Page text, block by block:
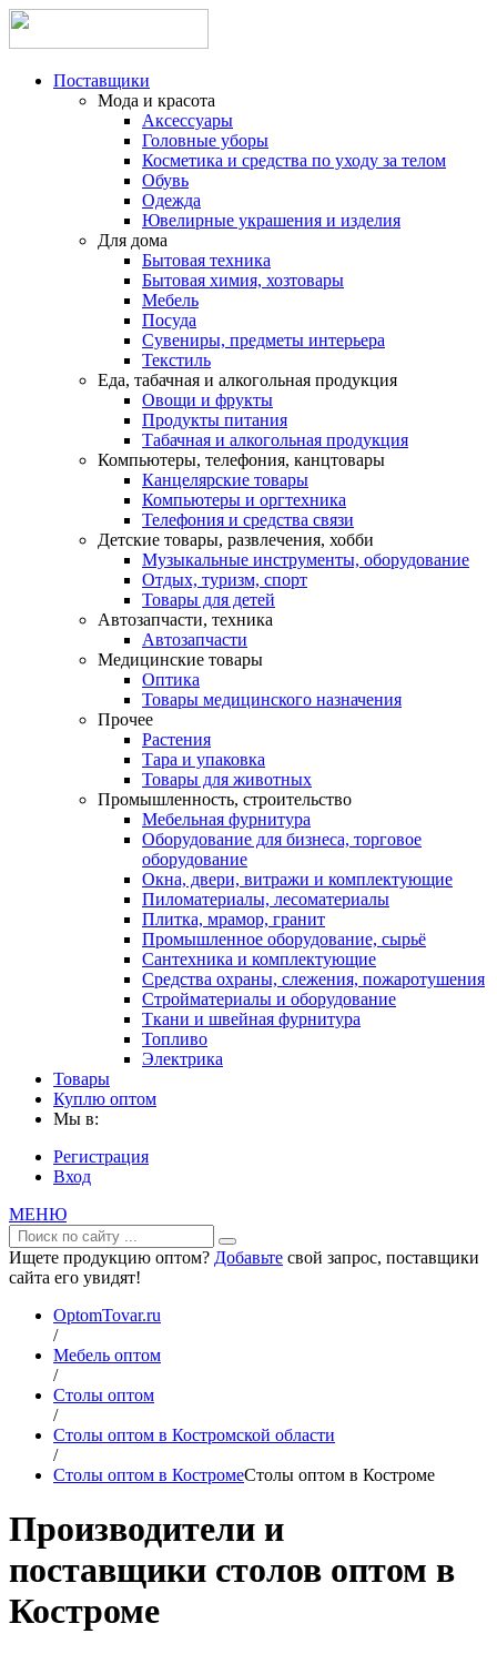
Поставщики
Мода и красота
Аксессуары
Головные уборы
Косметика и средства по уходу за телом
Обувь
Одежда
Ювелирные украшения и изделия
Для дома
Бытовая техника
Бытовая химия, хозтовары
Мебель
Посуда
Сувениры, предметы интерьера
Текстиль
Еда, табачная и алкогольная продукция
Овощи и фрукты
Продукты питания
Табачная и алкогольная продукция
Компьютеры, телефония, канцтовары
Канцелярские товары
Компьютеры и оргтехника
Телефония и средства связи
Детские товары, развлечения, хобби
Музыкальные инструменты, оборудование
Отдых, туризм, спорт
Товары для детей
Автозапчасти, техника
Автозапчасти
Медицинские товары
Оптика
Товары медицинского назначения
Прочее
Растения
Тара и упаковка
Товары для животных
Промышленность, строительство
Мебельная фурнитура
Оборудование для бизнеса, торговое
оборудование
Окна, двери, витражи и комплектующие
Пиломатериалы, лесоматериалы
Плитка, мрамор, гранит
Промышленное оборудование, сырьё
Сантехника и комплектующие
Средства охраны, слежения, пожаротушения
Стройматериалы и оборудование
Ткани и швейная фурнитура
Топливо
Электрика
Товары
Куплю оптом
Мы в:
Регистрация
Вход
МЕНЮ
Ищете продукцию оптом? Добавьте свой запрос, поставщики
сайта его увидят!
OptomTovar.ru
/
Мебель оптом
/
Столы оптом
/
Столы оптом в Костромской области
/
Столы оптом в КостромеСтолы оптом в Костроме
Производители и
поставщики столов оптом в
Костроме